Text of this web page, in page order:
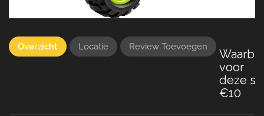
Overzicht Locatie Review Toevoegen
voor
deze
€10